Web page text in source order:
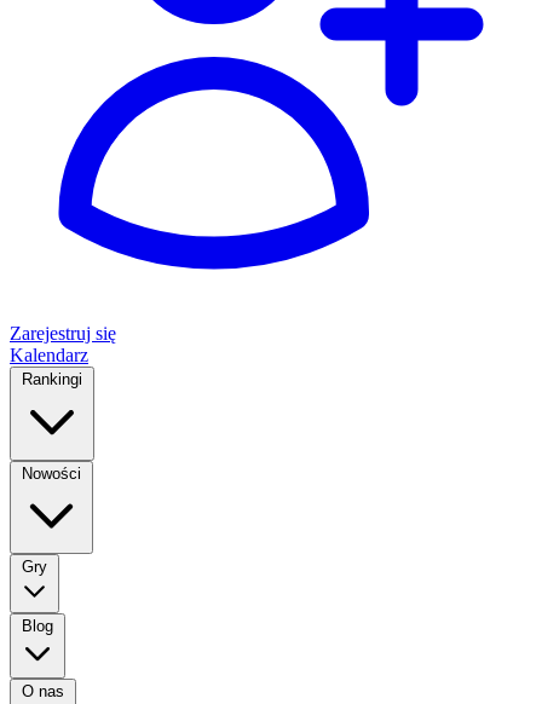
Zarejestruj się
Kalendarz
Rankingi
Nowości
Gry
Blog
O nas